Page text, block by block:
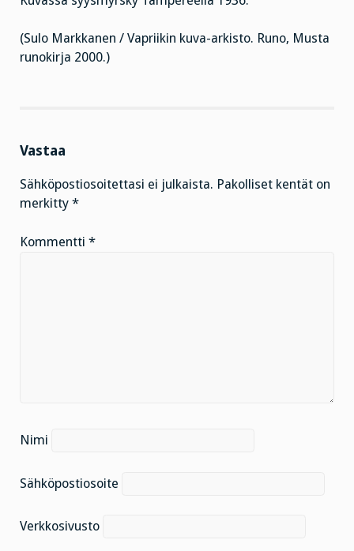
(Sulo Markkanen / Vapriikin kuva-arkisto. Runo, Musta
runokirja 2000.)
Vastaa
Sähköpostiosoitettasi ei julkaista. Pakolliset kentät on
merkitty *
Kommentti *
Nimi
Sähköpostiosoite
Verkkosivusto